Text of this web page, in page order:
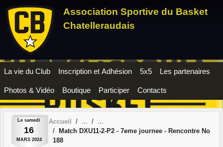
Association Sportive du Basket
Chatelleraudais
La vie du Club Inscription et Adhésion 5x5 Les partenaires
Photos & Vidéo Boutique Participer Contacts
Le samedi
16
MARS 2024
Accueil
Match DXU11-2-P2 - 7eme journee - Rencontre No
188
Panneau de gestion des cookies